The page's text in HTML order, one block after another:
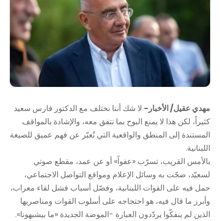
مهدي عقيل/ الأخبار- لا شك أننا نختلف مع الدكتور فارس سعيد
كثيراً، لكن هذا لا يمنع البوح بما نتفق معه، والإشادة بالمواقف
المستندة إلى المنطق والواقعية التي تُعبّر عن فهم عميق للصيغة
اللبنانية.
بالأمس القريب، تسرّب «عفواً» أو عن عمد، مقطع صوتي
لسعيّد، ضجّت به وسائل الإعلام ومواقع التواصل الاجتماعي،
حمل فيه على القوات اللبنانية، وفصّل أسباب فشل لقاء معراب،
وأبرز ما قال فيه، هو احتجاجه على أسلوب القوات ومناصريها
الذين لم ينفكّوا يردّدون العبارة -الموضة الجديدة «ما بيشبهونا».